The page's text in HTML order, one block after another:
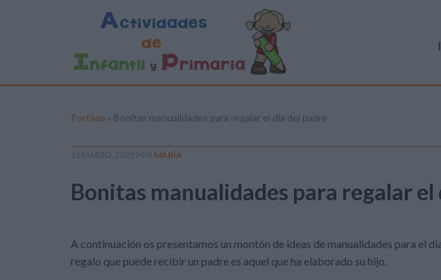
Portada » Bonitas manualidades para regalar el día del padre
15 MARZO, 2022 POR MARÍA
Bonitas manualidades para regalar el
A continuación os presentamos un montón de ideas de manualidades para el
regalo que puede recibir un padre es aquel que ha elaborado su hijo.